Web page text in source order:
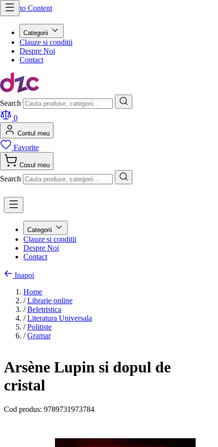
Skip to Content
Categorii
Clauze si conditii
Despre Noi
Contact
Search
0
Contul meu
Favorite
Cosul meu
Search
Categorii
Clauze si conditii
Despre Noi
Contact
Inapoi
Home
/ Librarie online
/ Beletristica
/ Literatura Universala
/ Politiste
/ Gramar
Arsène Lupin si dopul de
cristal
Cod produs: 9789731973784